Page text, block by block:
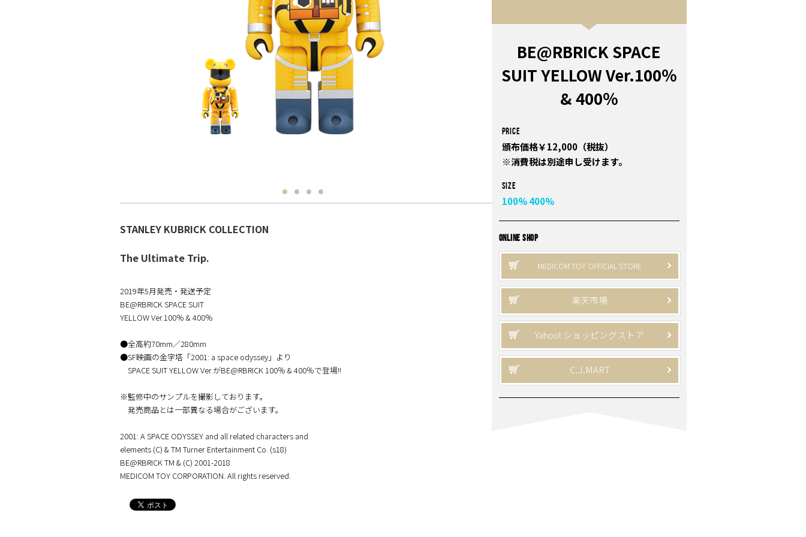
BE@RBRICK SPACE
SUIT YELLOW Ver.100％
& 400％
PRICE
頒布価格￥12,000（税抜）
※消費税は別途申し受けます。
Size
100% 400%
ONLINE SHOP
MEDICOM TOY OFFICIAL STORE
楽天市場
Yahoo! ショッピングストア
C.J.MART
STANLEY KUBRICK COLLECTION
The Ultimate Trip.
2019年5月発売・発送予定
BE@RBRICK SPACE SUIT
YELLOW Ver.100％ & 400％
●全高約70mm／280mm
●SF映画の金字塔「2001: a space odyssey」より
SPACE SUIT YELLOW Ver.がBE@RBRICK 100％ & 400％で登場!!
※監修中のサンプルを撮影しております。
発売商品とは一部異なる場合がございます。
2001: A SPACE ODYSSEY and all related characters and
elements (C) & TM Turner Entertainment Co. (s18)
BE@RBRICK TM & (C) 2001-2018
MEDICOM TOY CORPORATION. All rights reserved.